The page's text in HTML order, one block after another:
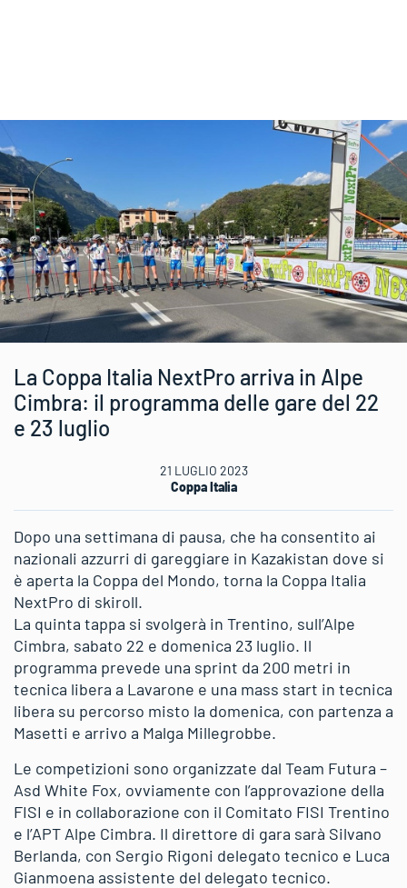
La Coppa Italia NextPro arriva in Alpe
Cimbra: il programma delle gare del 22
e 23 luglio
21 LUGLIO 2023
Coppa Italia
Dopo una settimana di pausa, che ha consentito ai
nazionali azzurri di gareggiare in Kazakistan dove si
è aperta la Coppa del Mondo, torna la Coppa Italia
NextPro di skiroll.
La quinta tappa si svolgerà in Trentino, sull’Alpe
Cimbra, sabato 22 e domenica 23 luglio. Il
programma prevede una sprint da 200 metri in
tecnica libera a Lavarone e una mass start in tecnica
libera su percorso misto la domenica, con partenza a
Masetti e arrivo a Malga Millegrobbe.
Le competizioni sono organizzate dal Team Futura –
Asd White Fox, ovviamente con l’approvazione della
FISI e in collaborazione con il Comitato FISI Trentino
e l’APT Alpe Cimbra. Il direttore di gara sarà Silvano
Berlanda, con Sergio Rigoni delegato tecnico e Luca
Gianmoena assistente del delegato tecnico.